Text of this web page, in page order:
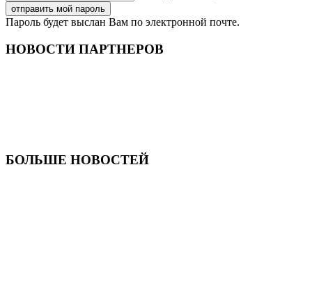
Пароль будет выслан Вам по электронной почте.
НОВОСТИ ПАРТНЕРОВ
БОЛЬШЕ НОВОСТЕЙ